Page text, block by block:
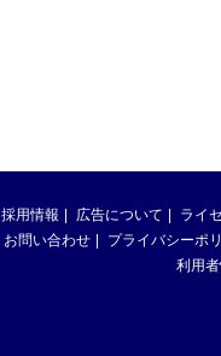
採用情報 広告について ライ
お問い合わせ プライバシーポ
利用